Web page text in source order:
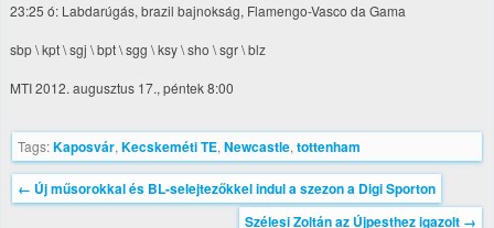
23:25 ó: Labdarúgás, brazil bajnokság, Flamengo-Vasco da Gama
sbp \ kpt \ sgj \ bpt \ sgg \ ksy \ sho \ sgr \ blz
MTI 2012. augusztus 17., péntek 8:00
Tags:Kaposvár, Kecskeméti TE, Newcastle, tottenham
← Új műsorokkal és BL-selejtezőkkel indul a szezon a Digi Sporton
Szélesi Zoltán az Újpesthez igazolt →